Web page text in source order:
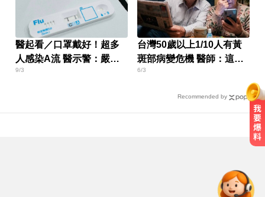
醫起看／口罩戴好！超多
人感染A流 醫示警：嚴重
恐致命
9/3
台灣50歲以上1/10人有黃
斑部病變危機 醫師：這成
分很關鍵
6/3
Recommended by